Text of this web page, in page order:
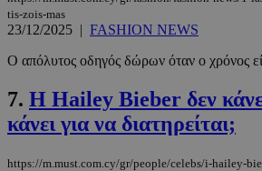
tis-zois-mas
23/12/2025 | FASHION NEWS
Ο απόλυτος οδηγός δώρων όταν ο χρόνος
7. Η Hailey Bieber δεν
κάνει για να διατηρείται;
https://m.must.com.cy/gr/people/celebs/i-hailey-